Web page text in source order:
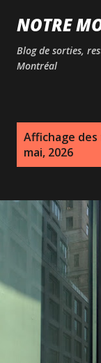
NOTRE
Blog de sorties,
Montréal
Affichage des
mai, 2026